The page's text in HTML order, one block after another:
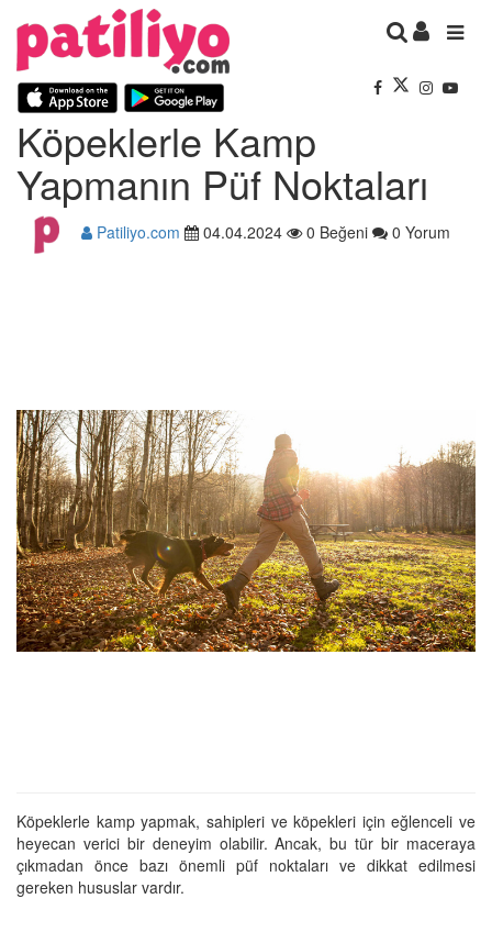
Köpeklerle Kamp
Yapmanın Püf Noktaları
Patiliyo.com 04.04.2024 0 Beğeni 0 Yorum
Köpeklerle kamp yapmak, sahipleri ve köpekleri için eğlenceli ve
heyecan verici bir deneyim olabilir. Ancak, bu tür bir maceraya
çıkmadan önce bazı önemli püf noktaları ve dikkat edilmesi
gereken hususlar vardır.